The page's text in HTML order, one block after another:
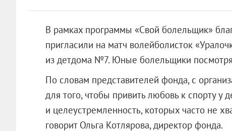
В рамках программы «Свой болельщик»
пригласили на матч волейболисток
из детдома №7. Юные болельщики
По словам представителей фонда, с
для того, чтобы привить любовь к спорту у
и целеустремленность, которых часто не
говорит Ольга Котлярова, директор фонда.